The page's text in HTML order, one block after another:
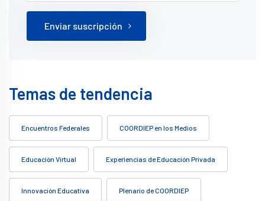
Enviar suscripción
Temas de tendencia
Encuentros Federales COORDIEP en los Medios
Educación Virtual Experiencias de Educación Privada
Innovación Educativa Plenario de COORDIEP